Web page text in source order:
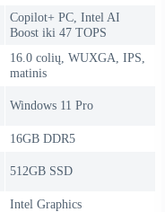
Copilot+ PC, Intel AI
Boost iki 47 TOPS
16.0 colių, WUXGA, IPS,
matinis
Windows 11 Pro
16GB DDR5
512GB SSD
Intel Graphics